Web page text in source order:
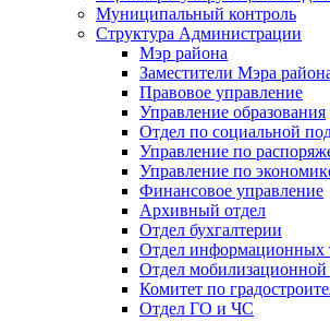
Муниципальный контроль
Структура Администрации
Мэр района
Заместители Мэра
Правовое управление
Управление образования
Отдел по социальной
Управление по
Управление по
Финансовое управление
Архивный отдел
Отдел бухгалтерии
Отдел информационных
Отдел мобилизационной
Комитет по
Отдел ГО и ЧС